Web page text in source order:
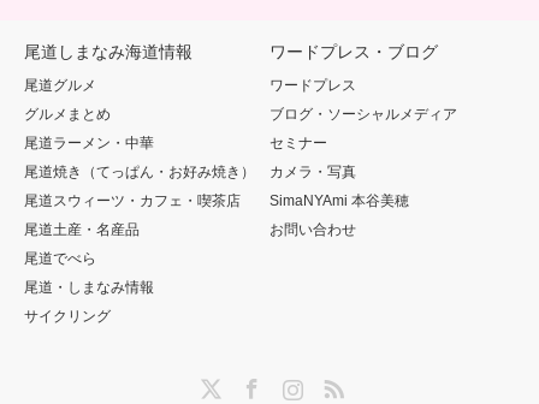
尾道しまなみ海道情報
尾道グルメ
グルメまとめ
尾道ラーメン・中華
尾道焼き（てっぱん・お好み焼き）
尾道スウィーツ・カフェ・喫茶店
尾道土産・名産品
尾道でべら
尾道・しまなみ情報
サイクリング
ワードプレス・ブログ
ワードプレス
ブログ・ソーシャルメディア
セミナー
カメラ・写真
SimaNYAmi 本谷美穂
お問い合わせ
InstagramRSS